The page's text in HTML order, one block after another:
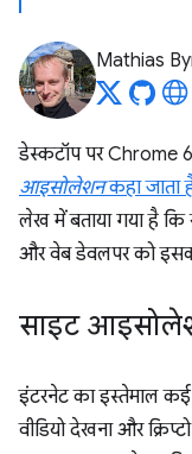
Mathias
डेस्कटॉप पर Chrome
आइसोलेशनकहा जाता
लेख में बताया गया है
और वेब डेवलपर को इसकी
साइट
इंटरनेट का इस्तेमाल
वीडियो देखना और